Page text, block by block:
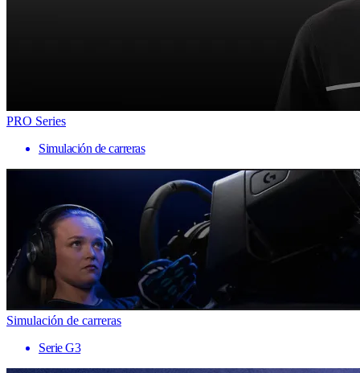
PRO Series
Simulación de carreras
Simulación de carreras
Serie G3